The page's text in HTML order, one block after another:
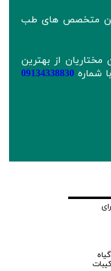
متخصص های طب
از بهترین
شماره 09134338830